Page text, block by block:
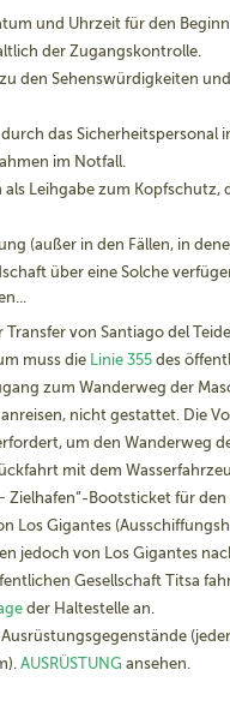
und Uhrzeit für den
der Zugangskontrolle.
den Sehenswürdigkeiten
das Sicherheitspersonal
im Notfall.
als Leihgabe zum
(außer in den Fällen, in
über eine Solche
von Santiago del
muss die Linie 355 des
zum Wanderweg der
nicht gestattet. Die
um den Wanderweg
mit dem
Zielhafen“-Bootsticket für
Los Gigantes
jedoch von Los Gigantes
Gesellschaft Titsa
der Haltestelle an.
AUSRÜSTUNG ansehen.